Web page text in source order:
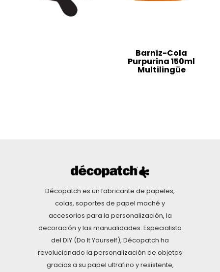
Barniz-Cola
Purpurina 150ml
Multilingüe
Décopatch es un fabricante de papeles,
colas, soportes de papel maché y
accesorios para la personalización, la
decoración y las manualidades. Especialista
del DIY (Do It Yourself), Décopatch ha
revolucionado la personalización de objetos
gracias a su papel ultrafino y resistente,